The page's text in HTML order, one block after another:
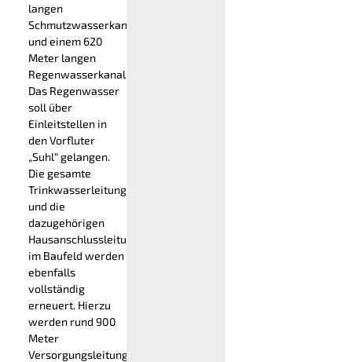
langen
Schmutzwasserkanal
und einem 620
Meter langen
Regenwasserkanal.
Das Regenwasser
soll über
Einleitstellen in
den Vorfluter
„Suhl“ gelangen.
Die gesamte
Trinkwasserleitung
und die
dazugehörigen
Hausanschlussleitungen
im Baufeld werden
ebenfalls
vollständig
erneuert. Hierzu
werden rund 900
Meter
Versorgungsleitung